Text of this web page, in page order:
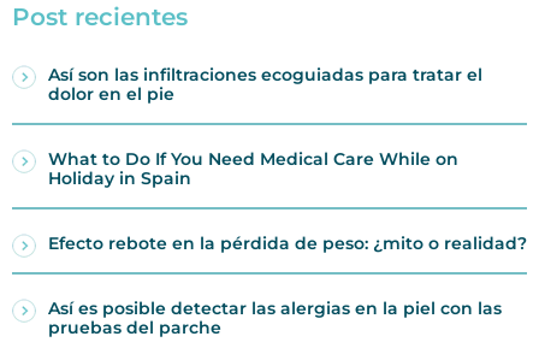
Post recientes
Así son las infiltraciones ecoguiadas para tratar el
dolor en el pie
What to Do If You Need Medical Care While on
Holiday in Spain
Efecto rebote en la pérdida de peso: ¿mito o realidad?
Así es posible detectar las alergias en la piel con las
pruebas del parche